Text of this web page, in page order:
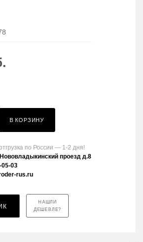
В КОРЗИНУ
по России — 1-2 дня!
Нововладыкинский проезд д.8
05-03
rus.ru
НАШЛИ
ДЕШЕВЛЕ?